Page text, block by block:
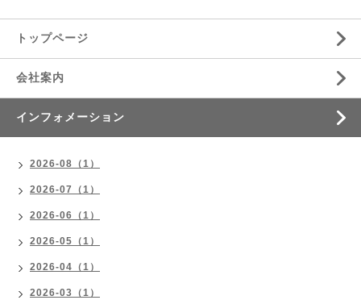
トップページ
会社案内
インフォメーション
2026-08（1）
2026-07（1）
2026-06（1）
2026-05（1）
2026-04（1）
2026-03（1）